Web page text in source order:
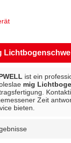
ist ein
mig
Zeit
bieten.